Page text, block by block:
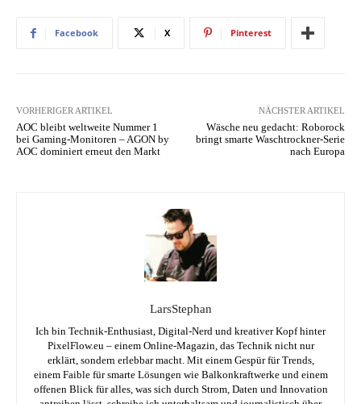
Facebook X Pinterest
VORHERIGER ARTIKEL
AOC bleibt weltweite Nummer 1
bei Gaming-Monitoren – AGON by
AOC dominiert erneut den Markt
NÄCHSTER ARTIKEL
Wäsche neu gedacht: Roborock
bringt smarte Waschtrockner-Serie
nach Europa
LarsStephan
Ich bin Technik-Enthusiast, Digital-Nerd und kreativer Kopf hinter
PixelFlow.eu – einem Online-Magazin, das Technik nicht nur
erklärt, sondern erlebbar macht. Mit einem Gespür für Trends,
einem Faible für smarte Lösungen wie Balkonkraftwerke und einem
offenen Blick für alles, was sich durch Strom, Daten und Innovation